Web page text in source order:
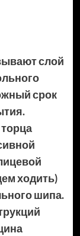
слой
срок
ходить)
шипа.